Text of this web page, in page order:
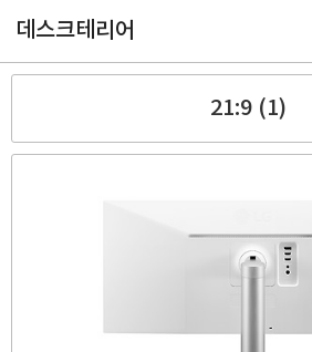
데스크테리어
21:9 (1)